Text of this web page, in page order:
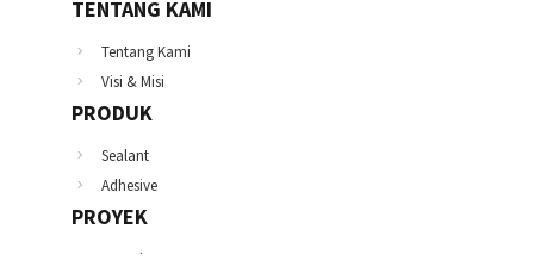
TENTANG KAMI
Tentang Kami
Visi & Misi
PRODUK
Sealant
Adhesive
PROYEK